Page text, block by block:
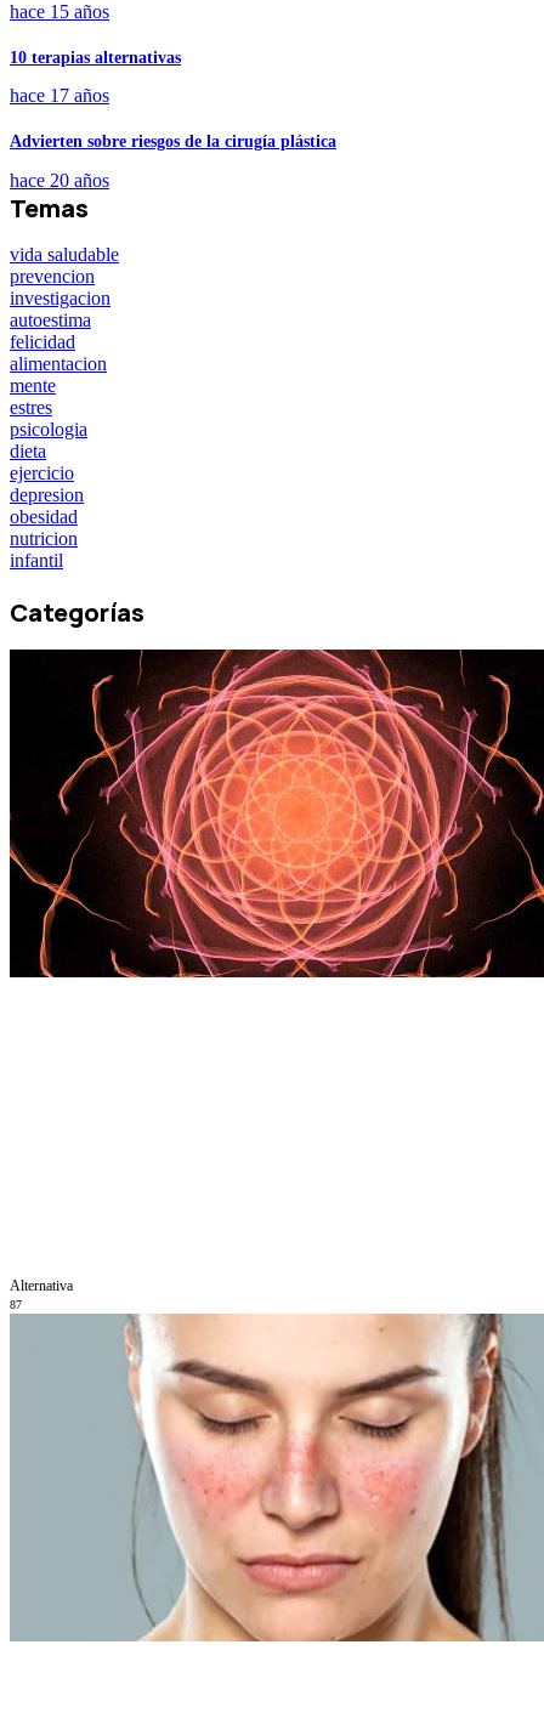
hace 15 años
10 terapias alternativas
hace 17 años
Advierten sobre riesgos de la cirugía plástica
hace 20 años
Temas
vida saludable
prevencion
investigacion
autoestima
felicidad
alimentacion
mente
estres
psicologia
dieta
ejercicio
depresion
obesidad
nutricion
infantil
Categorías
Alternativa
87